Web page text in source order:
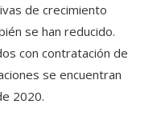
de crecimiento
se han reducido.
con contratación de
se encuentran
2020.